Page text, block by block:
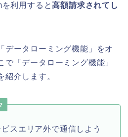
利用すると高額請求されてし
データローミング機能」をオ
で「データローミング機能」
紹介します。
スエリア外で通信しよう